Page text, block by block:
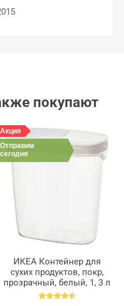
покупают
Акция
Отправим
сегодня
ИКЕА Контейнер для
сухих продуктов, покр,
прозрачный, белый, 1, 3 л
IKEA 365+, 800.667.23